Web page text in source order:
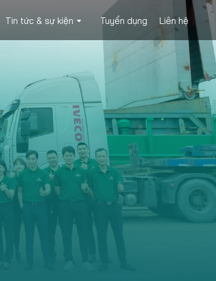
Tin tức & sự kiện Tuyển dụng Liên hệ